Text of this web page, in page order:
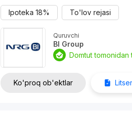
Ipoteka18% To'lov rejasi
Quruvchi
BI Group
Domtut tomonidan
Ko'proq ob'ektlar